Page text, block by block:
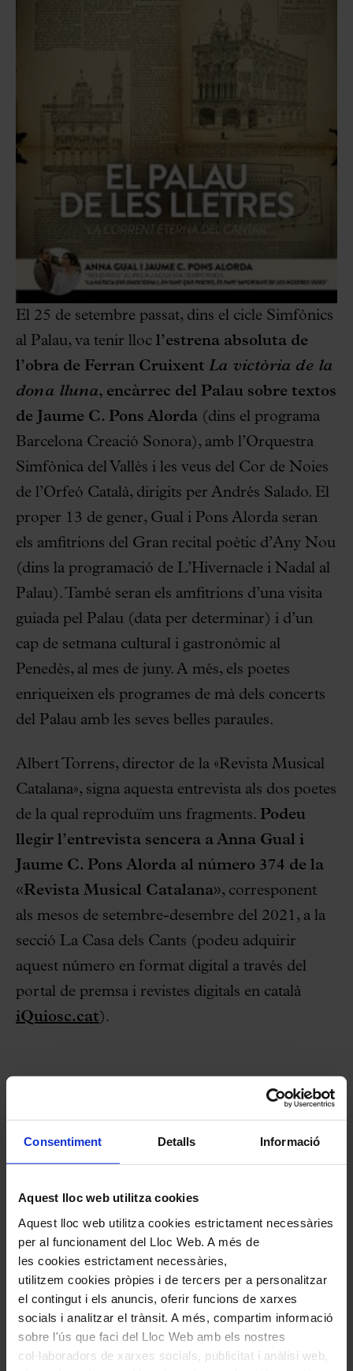
Consentiment Detalls Informació
Aquest lloc web utilitza cookies
Aquest lloc web utilitza cookies estrictament necessàries
per al funcionament del Lloc Web. A més de
les cookies estrictament necessàries,
utilitzem cookies pròpies i de tercers per a personalitzar
el contingut i els anuncis, oferir funcions de xarxes
socials i analitzar el trànsit. A més, compartim informació
sobre l'ús que faci del Lloc Web amb els nostres
col·laboradors de xarxes socials, publicitat i anàlisi web,
El 25 de setembre passat, dins el cicle Simfònics
al Palau, va tenir lloc l’estrena absoluta de
l’obra de Ferran Cruixent La victòria de la
dona lluna, encàrrec del Palau sobre textos
de Jaume C. Pons Alorda (dins el programa
Barcelona Creació Sonora), amb l’Orquestra
Simfònica del Vallès i les veus del Cor de Noies
de l’Orfeó Català, dirigits per Andrés Salado. El
proper 13 de gener, Gual i Pons Alorda seran
els amfitrions del Gran recital poètic d’Any Nou
(dins la programació de L’Hivernacle i Nadal al
Palau). També seran els amfitrions d’una visita
guiada pel Palau (data per determinar) i d’un
cap de setmana cultural i gastronòmic al
Penedès, al mes de juny. A més, els poetes
enriqueixen els programes de mà dels concerts
del Palau amb les seves belles paraules.
Albert Torrens, director de la «Revista Musical
Catalana», signa aquesta entrevista als dos poetes
de la qual reproduïm uns fragments. Podeu
llegir l’entrevista sencera a Anna Gual i
Jaume C. Pons Alorda al número 374 de la
«Revista Musical Catalana», corresponent
als mesos de setembre-desembre del 2021, a la
secció La Casa dels Cants (podeu adquirir
aquest número en format digital a través del
portal de premsa i revistes digitals en català
iQuiosc.cat).
ANNA GUAL I PONS ALORDA
“RESIDIRAN” AL PALAU
AQUESTA TEMPORADA
-Com va néixer la idea de la vostra
residència artística al Palau de la Música?
-Anna Gual: El Palau ens va explicar el seu
històric d’escriptors convidats i vam veure que
és un projecte que va creixent. Enguany s’han
decidit a fer-ho encara més ambiciós i convidar-